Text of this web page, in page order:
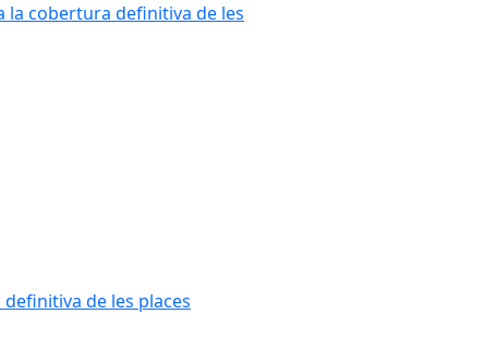
la cobertura definitiva de les
de les places